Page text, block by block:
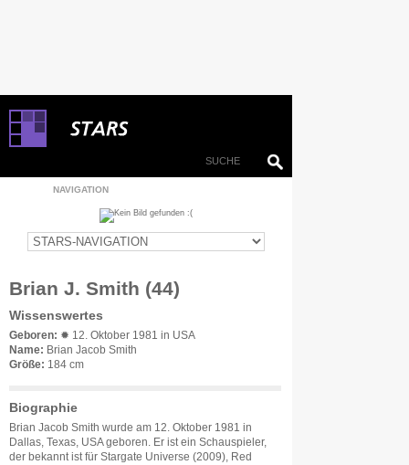
NAVIGATION
Brian J. Smith (44)
Wissenswertes
Geboren: ✹ 12. Oktober 1981 in USA
Name: Brian Jacob Smith
Größe: 184 cm
Biographie
Brian Jacob Smith wurde am 12. Oktober 1981 in
Dallas, Texas, USA geboren. Er ist ein Schauspieler,
der bekannt ist für Stargate Universe (2009), Red